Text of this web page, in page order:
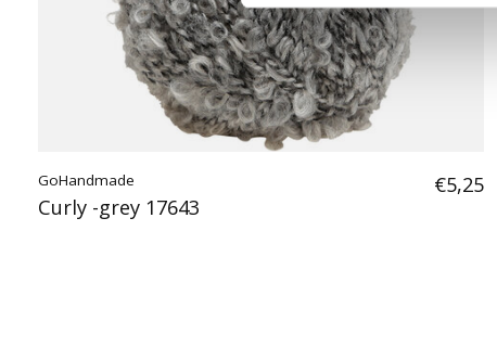
GoHandmade
Curly -grey 17643
€5,25